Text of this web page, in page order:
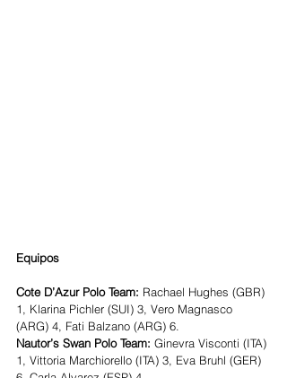
Equipos
Cote D’Azur Polo Team: Rachael Hughes (GBR)
1, Klarina Pichler (SUI) 3, Vero Magnasco
(ARG) 4, Fati Balzano (ARG) 6.
Nautor’s Swan Polo Team: Ginevra Visconti (ITA)
1, Vittoria Marchiorello (ITA) 3, Eva Bruhl (GER)